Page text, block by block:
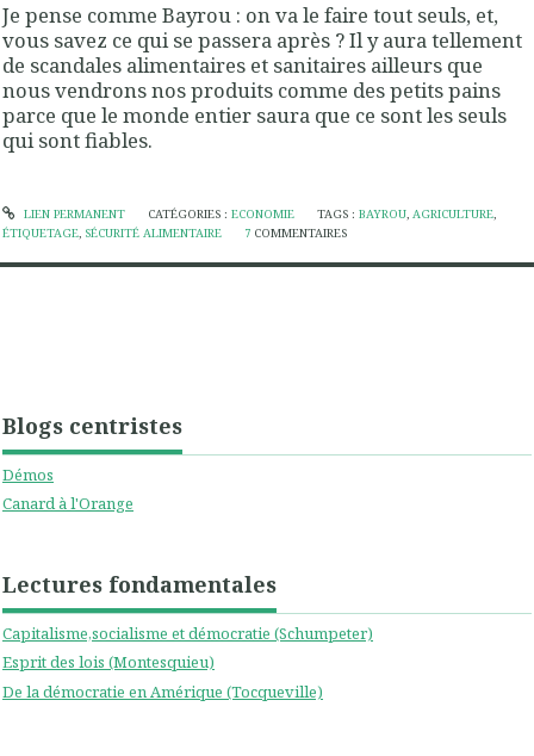
Blogs centristes
Démos
Canard à l'Orange
Lectures fondamentales
Capitalisme,socialisme et démocratie (Schumpeter)
Esprit des lois (Montesquieu)
De la démocratie en Amérique (Tocqueville)
Je pense comme Bayrou : on va le faire tout seuls, et,
vous savez ce qui se passera après ? Il y aura tellement
de scandales alimentaires et sanitaires ailleurs que
nous vendrons nos produits comme des petits pains
parce que le monde entier saura que ce sont les seuls
qui sont fiables.
LIEN PERMANENT CATÉGORIES : ECONOMIE TAGS :BAYROU AGRICULTURE
ÉTIQUETAGE SÉCURITÉ ALIMENTAIRE 7 COMMENTAIRES